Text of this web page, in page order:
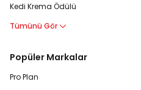
Kedi Krema Ödülü
Tümünü Gör
Popüler Markalar
Pro Plan